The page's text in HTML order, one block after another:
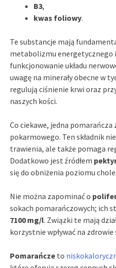
B3,
kwas foliowy.
Te substancje mają
metabolizmu energetycznego
funkcjonowanie układu
uwagę na minerały obecne w
regulują ciśnienie krwi oraz
naszych kości.
Co ciekawe, jedna pomarańcza
pokarmowego. Ten składnik
trawienia, ale także pomaga
Dodatkowo jest źródłem
się do obniżenia poziomu
Nie można zapominać o
sokach pomarańczowych; ich
7100 mg/l. Związki te mają
korzystnie wpływać na zdrowie
Pomarańcze to